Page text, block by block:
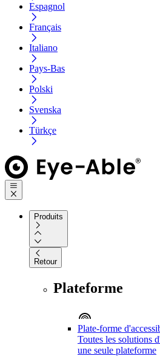
Espagnol
Français
Italiano
Pays-Bas
Polski
Svenska
Türkçe
Produits
Retour
Plateforme
Plate-forme
Toutes les solutions
une seule plateforme